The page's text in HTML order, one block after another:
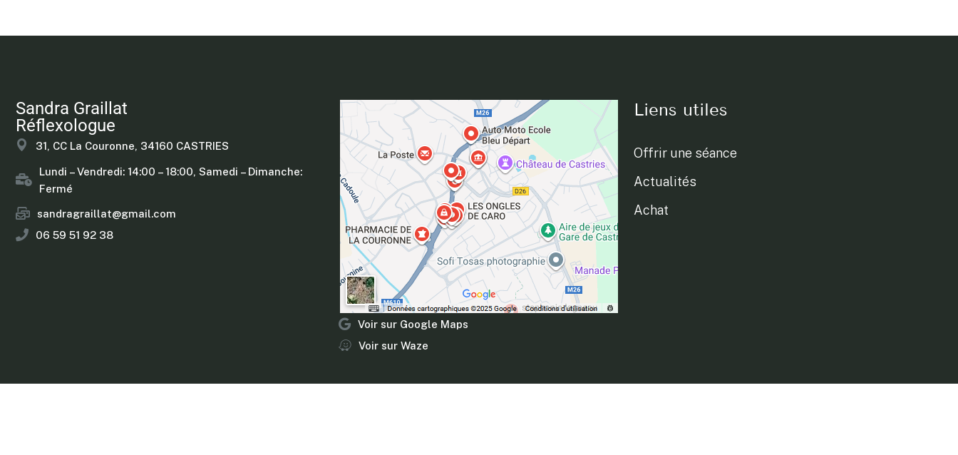
Sandra Graillat
Réflexologue
31, CC La Couronne, 34160 CASTRIES
Lundi – Vendredi: 14:00 – 18:00, Samedi – Dimanche:
Fermé
sandragraillat@gmail.com
06 59 51 92 38
Voir sur Google Maps
Voir sur Waze
Liens utiles
Offrir une séance
Actualités
Achat